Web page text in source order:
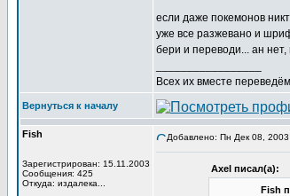
если даже покемонов
уже все разжевано и
бери и переводи... ан нет,
Всех их вместе
Вернуться к началу
Fish
Зарегистрирован: 15.11.2003
Сообщения: 425
Откуда: издалека...
Добавлено: Пн Дек 08,
Axel писал(а):
Fish